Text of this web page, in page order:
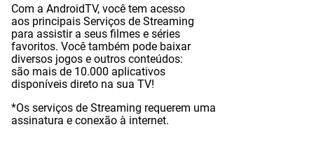
Com a AndroidTV, você tem acesso
aos principais Serviços de Streaming
para assistir a seus filmes e séries
favoritos. Você também pode baixar
diversos jogos e outros conteúdos:
são mais de 10.000 aplicativos
disponíveis direto na sua TV!
*Os serviços de Streaming requerem uma
assinatura e conexão à internet.